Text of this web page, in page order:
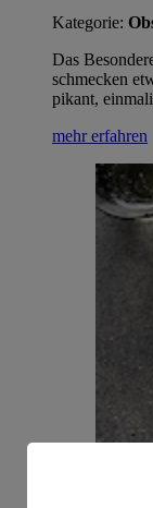
Kategorie:
Das
schmecken
pikant,
mehr erfahren